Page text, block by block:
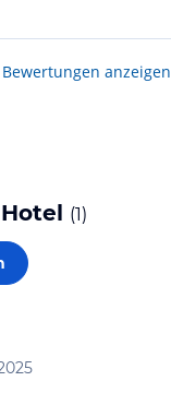
anzeigen
(1)